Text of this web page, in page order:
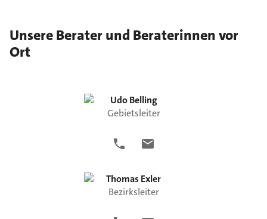
Unsere Berater und Beraterinnen vor
Ort
Udo Belling
Gebietsleiter
Thomas Exler
Bezirksleiter